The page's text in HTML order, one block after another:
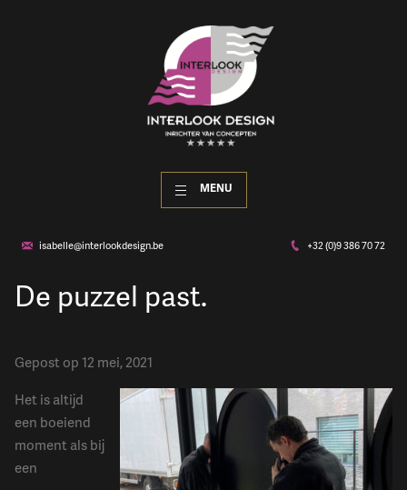
MENU
isabelle@interlookdesign.be +32 (0)9 386 70 72
​De puzzel past.
Gepost op 12 mei, 2021
Het is altijd
een boeiend
moment als bij
een